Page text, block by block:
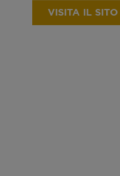
VISITA IL SITO